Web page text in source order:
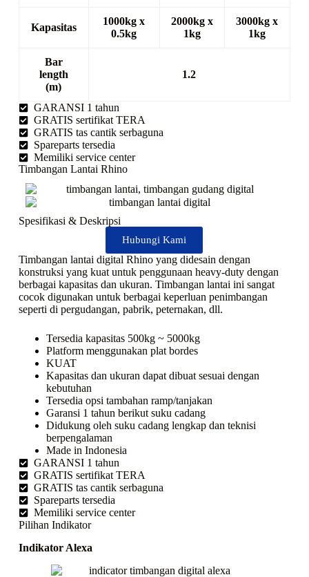
Kapasitas
1000kg x
0.5kg
2000kg x
1kg
3000kg x
1kg
Bar
length
(m)
1.2
GARANSI 1 tahun
GRATIS sertifikat TERA
GRATIS tas cantik serbaguna
Spareparts tersedia
Memiliki service center
Timbangan Lantai Rhino
Spesifikasi & Deskripsi
Hubungi Kami
Timbangan lantai digital Rhino yang didesain dengan
konstruksi yang kuat untuk penggunaan heavy-duty dengan
berbagai kapasitas dan ukuran. Timbangan lantai ini sangat
cocok digunakan untuk berbagai keperluan penimbangan
seperti di pergudangan, pabrik, peternakan, dll.
Tersedia kapasitas 500kg ~ 5000kg
Platform menggunakan plat bordes
KUAT
Kapasitas dan ukuran dapat dibuat sesuai dengan
kebutuhan
Tersedia opsi tambahan ramp/tanjakan
Garansi 1 tahun berikut suku cadang
Didukung oleh suku cadang lengkap dan teknisi
berpengalaman
Made in Indonesia
GARANSI 1 tahun
GRATIS sertifikat TERA
GRATIS tas cantik serbaguna
Spareparts tersedia
Memiliki service center
Pilihan Indikator
Indikator Alexa